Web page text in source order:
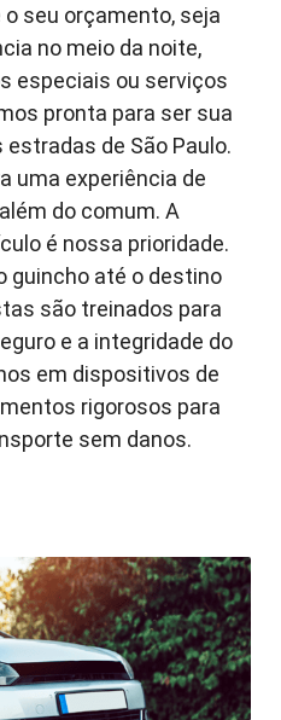
o seu orçamento, seja
no meio da noite,
especiais ou serviços
pronta para ser sua
de São Paulo.
uma experiência de
do comum. A
é nossa prioridade.
guincho até o destino
são treinados para
e a integridade do
em dispositivos de
rigorosos para
sem danos.